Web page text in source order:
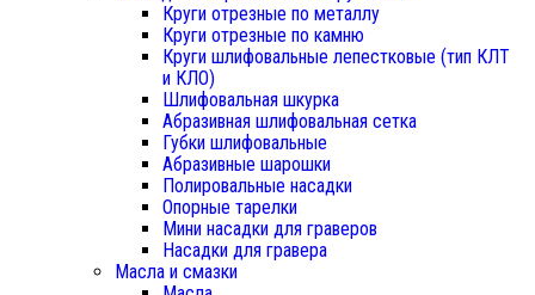
Круги отрезные по металлу
Круги отрезные по камню
Круги шлифовальные лепестковые (тип КЛТ
и КЛО)
Шлифовальная шкурка
Абразивная шлифовальная сетка
Губки шлифовальные
Абразивные шарошки
Полировальные насадки
Опорные тарелки
Мини насадки для граверов
Насадки для гравера
Масла и смазки